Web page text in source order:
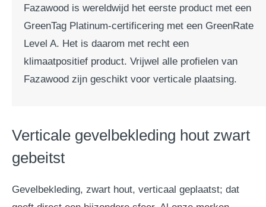
Fazawood is wereldwijd het eerste product met een
GreenTag Platinum-certificering met een GreenRate
Level A. Het is daarom met recht een
klimaatpositief product. Vrijwel alle profielen van
Fazawood zijn geschikt voor verticale plaatsing.
Verticale gevelbekleding hout zwart
gebeitst
Gevelbekleding, zwart hout, verticaal geplaatst; dat